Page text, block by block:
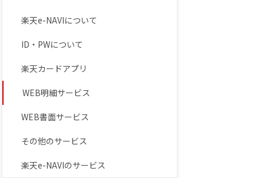
楽天e-NAVIについて
ID・PWについて
楽天カードアプリ
WEB明細サービス
WEB書面サービス
その他のサービス
楽天e-NAVIのサービス